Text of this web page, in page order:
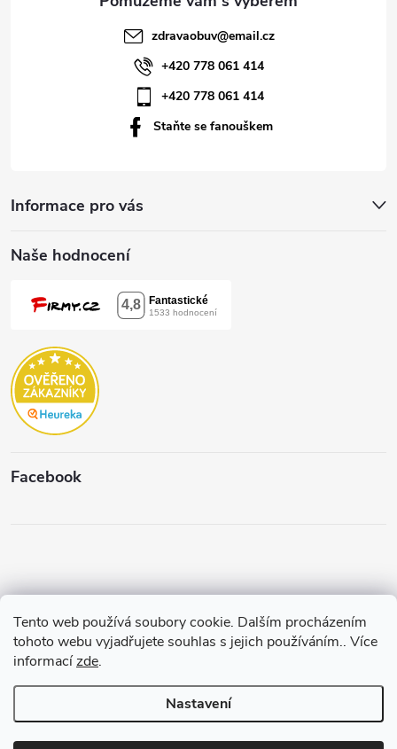
Tento web používá soubory cookie. Dalším procházením
tohoto webu vyjadřujete souhlas s jejich používáním.. Více
informacízde.
Nastavení
Informace pro vás
Naše hodnocení
Facebook
zdravaobuv@email.cz
+420 778 061 414
+420 778 061 414
Staňte se fanouškem
Vytvořil a spravuje Pohání Shoptet
Copyright 2026 Štěpánková & C. . Všechna práva vyhrazena.
Upravit
nastavení cookies